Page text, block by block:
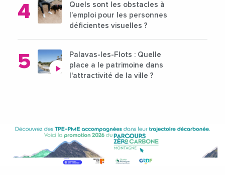
Quels sont les obstacles à
l’emploi pour les personnes
déficientes visuelles ?
Palavas-les-Flots : Quelle
place a le patrimoine dans
l'attractivité de la ville ?